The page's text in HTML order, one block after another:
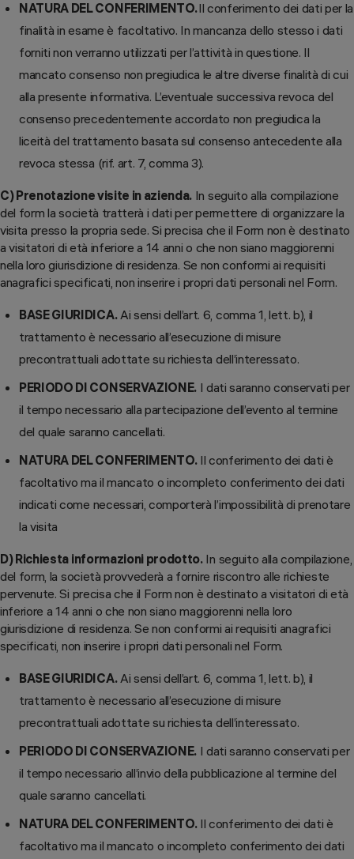
NATURA DEL CONFERIMENTO.Il conferimento dei dati per la
finalità in esame è facoltativo. In mancanza dello stesso i dati
forniti non verranno utilizzati per l’attività in questione. Il
mancato consenso non pregiudica le altre diverse finalità di cui
alla presente informativa. L’eventuale successiva revoca del
consenso precedentemente accordato non pregiudica la
liceità del trattamento basata sul consenso antecedente alla
revoca stessa (rif. art. 7, comma 3).
C) Prenotazione visite in azienda. In seguito alla compilazione
del form la società tratterà i dati per permettere di organizzare la
visita presso la propria sede. Si precisa che il Form non è destinato
a visitatori di età inferiore a 14 anni o che non siano maggiorenni
nella loro giurisdizione di residenza. Se non conformi ai requisiti
anagrafici specificati, non inserire i propri dati personali nel Form.
BASE GIURIDICA.Ai sensi dell’art. 6, comma 1, lett. b), il
trattamento è necessario all’esecuzione di misure
precontrattuali adottate su richiesta dell’interessato.
PERIODO DI CONSERVAZIONE. I dati saranno conservati per
il tempo necessario alla partecipazione dell’evento al termine
del quale saranno cancellati.
NATURA DEL CONFERIMENTO.Il conferimento dei dati è
facoltativo ma il mancato o incompleto conferimento dei dati
indicati come necessari, comporterà l’impossibilità di prenotare
la visita
D) Richiesta informazioni prodotto.In seguito alla compilazione,
del form, la società provvederà a fornire riscontro alle richieste
pervenute. Si precisa che il Form non è destinato a visitatori di età
inferiore a 14 anni o che non siano maggiorenni nella loro
giurisdizione di residenza. Se non conformi ai requisiti anagrafici
specificati, non inserire i propri dati personali nel Form.
BASE GIURIDICA.Ai sensi dell’art. 6, comma 1, lett. b), il
trattamento è necessario all’esecuzione di misure
precontrattuali adottate su richiesta dell’interessato.
PERIODO DI CONSERVAZIONE. I dati saranno conservati per
il tempo necessario all’invio della pubblicazione al termine del
quale saranno cancellati.
NATURA DEL CONFERIMENTO.Il conferimento dei dati è
facoltativo ma il mancato o incompleto conferimento dei dati